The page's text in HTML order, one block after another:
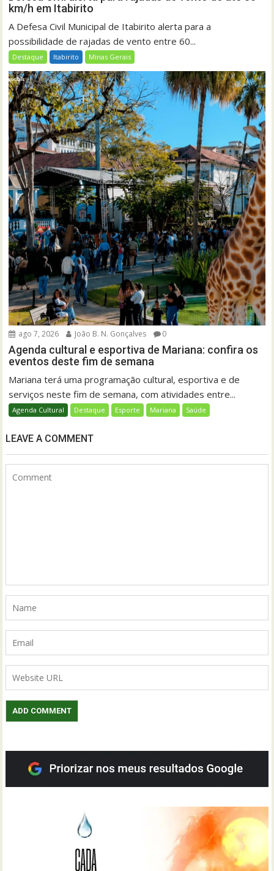
km/h em Itabirito
A Defesa Civil Municipal de Itabirito alerta para a
possibilidade de rajadas de vento entre 60...
Destaque Itabirito Minas Gerais
ago 7, 2026 João B. N. Gonçalves 0
Agenda cultural e esportiva de Mariana: confira os
eventos deste fim de semana
Mariana terá uma programação cultural, esportiva e de
serviços neste fim de semana, com atividades entre...
Agenda Cultural Destaque Esporte Mariana Saúde
LEAVE A COMMENT